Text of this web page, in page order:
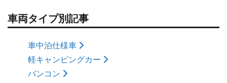
車両タイプ別記事
車中泊仕様車
軽キャンピングカー
バンコン